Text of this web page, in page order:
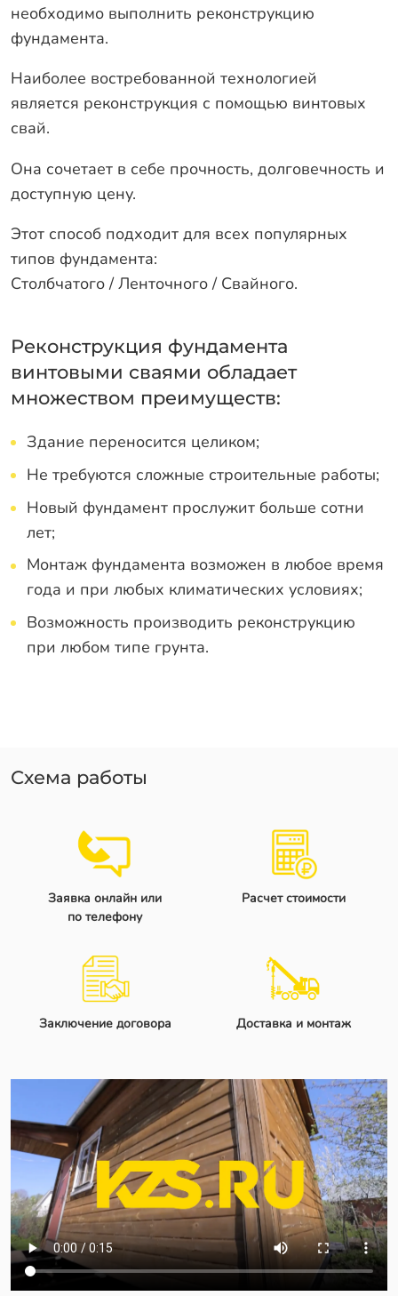
необходимо выполнить реконструкцию
фундамента.
Наиболее востребованной технологией
является реконструкция с помощью винтовых
свай.
Она сочетает в себе прочность, долговечность и
доступную цену.
Этот способ подходит для всех популярных
типов фундамента:
Столбчатого / Ленточного / Свайного.
Реконструкция фундамента
винтовыми сваями обладает
множеством преимуществ:
Здание переносится целиком;
Не требуются сложные строительные работы;
Новый фундамент прослужит больше сотни
лет;
Монтаж фундамента возможен в любое время
года и при любых климатических условиях;
Возможность производить реконструкцию
при любом типе грунта.
Схема работы
Заявка онлайн или
по телефону
Расчет стоимости
Заключение договора Доставка и монтаж